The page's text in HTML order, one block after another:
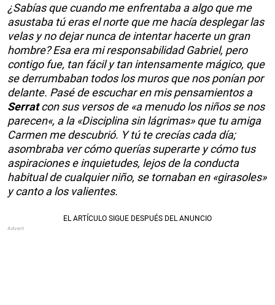
¿Sabías que cuando me enfrentaba a algo que me
asustaba tú eras el norte que me hacía desplegar las
velas y no dejar nunca de intentar hacerte un gran
hombre? Esa era mi responsabilidad Gabriel, pero
contigo fue, tan fácil y tan intensamente mágico, que
se derrumbaban todos los muros que nos ponían por
delante. Pasé de escuchar en mis pensamientos a
Serratcon sus versos de «a menudo los niños se nos
parecen«, a la «Disciplina sin lágrimas» que tu amiga
Carmen me descubrió. Y tú te crecías cada día;
asombraba ver cómo querías superarte y cómo tus
aspiraciones e inquietudes, lejos de la conducta
habitual de cualquier niño, se tornaban en «girasoles»
y canto a los valientes.